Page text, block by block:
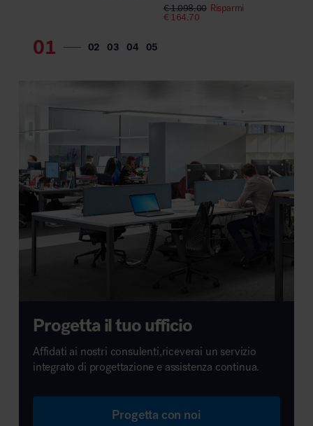
€1.098,00 Risparmi
€164,70
Progetta il tuo ufficio
Affidati ai nostri consulenti,riceverai un servizio
integrato di progettazione e assistenza continua.
Progetta con noi